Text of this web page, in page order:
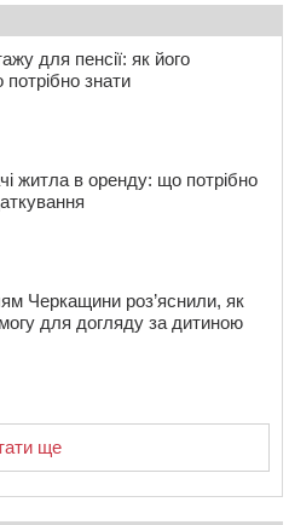
призвела до перебоїв у
комунальних служб
перший мільйон тонн
для пенсії: як його
знати
житла в оренду: що потрібно
Черкащини роз’яснили, як
для догляду за дитиною
ще